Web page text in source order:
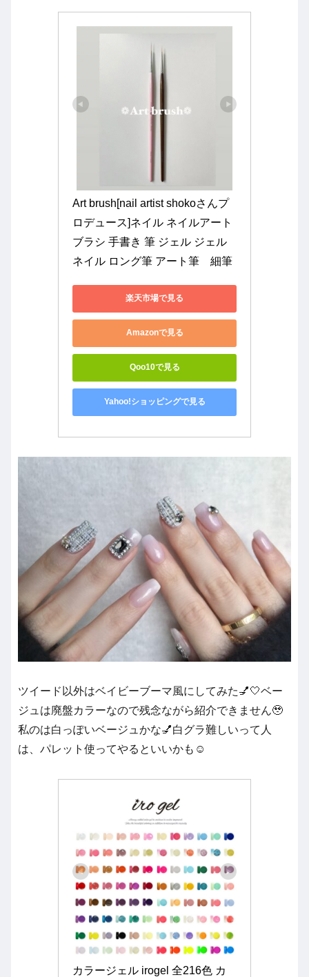
Art brush[nail artist shokoさんプ
ロデュース]ネイル ネイルアート
ブラシ 手書き 筆 ジェル ジェル
ネイル ロング筆 アート筆　細筆
楽天市場で見る
Amazonで見る
Qoo10で見る
Yahoo!ショッピングで見る
ツイード以外はベイビーブーマ風にしてみた💅🤍ベー
ジュは廃盤カラーなので残念ながら紹介できません🥹
私のは白っぽいベージュかな💅白グラ難しいって人
は、パレット使ってやるといいかも☺️
カラージェル irogel 全216色 カ